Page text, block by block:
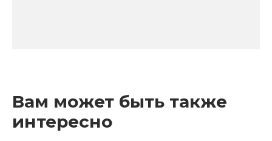
Вам может быть также
интересно